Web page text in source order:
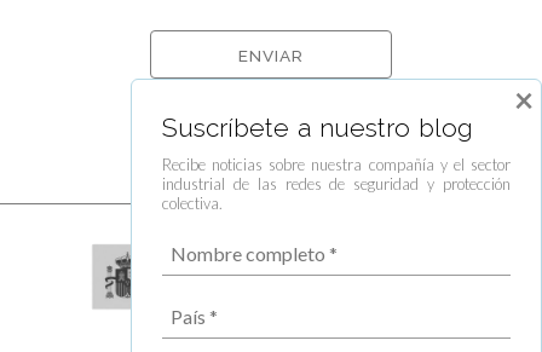
Suscríbete a nuestro blog
Recibe noticias sobre nuestra compañía y el sector
industrial de las redes de seguridad y protección
colectiva.
×